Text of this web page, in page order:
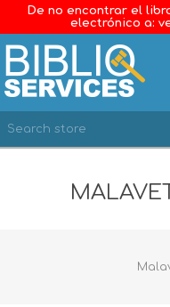
De no encontrar el
electrónico a:
LOG IN